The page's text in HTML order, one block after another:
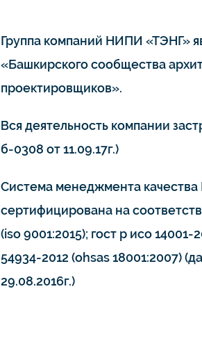
Группа компаний НИПИ «ТЭНГ»
«Башкирского сообщества
проектировщиков».
Вся деятельность компании
б-0308 от 11.09.17г.)
Система менеджмента
сертифицирована на
(iso 9001:2015); гост р исо 14001-
54934-2012 (ohsas 18001:2007)
29.08.2016г.)